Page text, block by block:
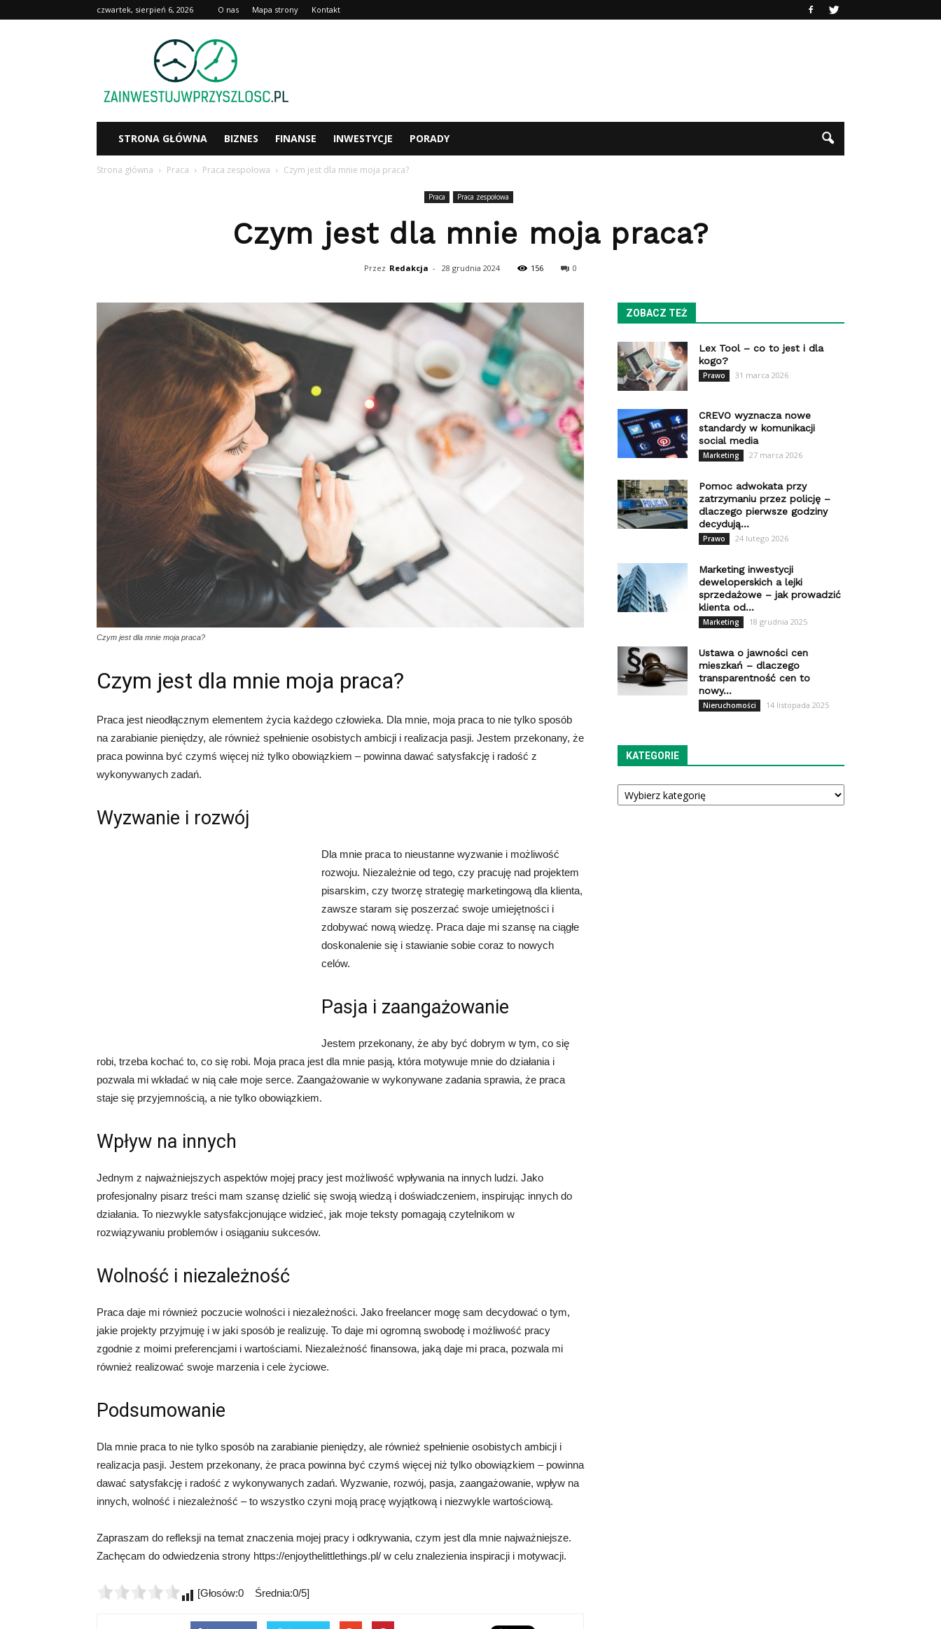
czwartek, sierpień 6, 2026 O nas Mapa strony Kontakt
Zainwestujwprzyszlosc.pl
STRONA GŁÓWNA BIZNES FINANSE INWESTYCJE PORADY
Strona główna Praca Praca zespołowa Czym jest dla mnie moja praca?
Praca Praca zespołowa
Czym jest dla mnie moja praca?
Przez Redakcja - 28 grudnia 2024 156 0
Czym jest dla mnie moja praca?
Czym jest dla mnie moja praca?
Praca jest nieodłącznym elementem życia każdego człowieka. Dla mnie, moja praca to nie tylko sposób
na zarabianie pieniędzy, ale również spełnienie osobistych ambicji i realizacja pasji. Jestem przekonany, że
praca powinna być czymś więcej niż tylko obowiązkiem – powinna dawać satysfakcję i radość z
wykonywanych zadań.
Wyzwanie i rozwój
Dla mnie praca to nieustanne wyzwanie i możliwość
rozwoju. Niezależnie od tego, czy pracuję nad projektem
pisarskim, czy tworzę strategię marketingową dla klienta,
zawsze staram się poszerzać swoje umiejętności i
zdobywać nową wiedzę. Praca daje mi szansę na ciągłe
doskonalenie się i stawianie sobie coraz to nowych
celów.
Pasja i zaangażowanie
Jestem przekonany, że aby być dobrym w tym, co się
robi, trzeba kochać to, co się robi. Moja praca jest dla mnie pasją, która motywuje mnie do działania i
pozwala mi wkładać w nią całe moje serce. Zaangażowanie w wykonywane zadania sprawia, że praca
staje się przyjemnością, a nie tylko obowiązkiem.
Wpływ na innych
Jednym z najważniejszych aspektów mojej pracy jest możliwość wpływania na innych ludzi. Jako
profesjonalny pisarz treści mam szansę dzielić się swoją wiedzą i doświadczeniem, inspirując innych do
działania. To niezwykle satysfakcjonujące widzieć, jak moje teksty pomagają czytelnikom w
rozwiązywaniu problemów i osiąganiu sukcesów.
Wolność i niezależność
Praca daje mi również poczucie wolności i niezależności. Jako freelancer mogę sam decydować o tym,
jakie projekty przyjmuję i w jaki sposób je realizuję. To daje mi ogromną swobodę i możliwość pracy
zgodnie z moimi preferencjami i wartościami. Niezależność finansowa, jaką daje mi praca, pozwala mi
również realizować swoje marzenia i cele życiowe.
Podsumowanie
Dla mnie praca to nie tylko sposób na zarabianie pieniędzy, ale również spełnienie osobistych ambicji i
realizacja pasji. Jestem przekonany, że praca powinna być czymś więcej niż tylko obowiązkiem – powinna
dawać satysfakcję i radość z wykonywanych zadań. Wyzwanie, rozwój, pasja, zaangażowanie, wpływ na
innych, wolność i niezależność – to wszystko czyni moją pracę wyjątkową i niezwykle wartościową.
Zapraszam do refleksji na temat znaczenia mojej pracy i odkrywania, czym jest dla mnie najważniejsze.
Zachęcam do odwiedzenia strony https://enjoythelittlethings.pl/ w celu znalezienia inspiracji i motywacji.
[Głosów:0 Średnia:0/5]
ZOBACZ TEŻ
Lex Tool – co to jest i dla
kogo?
Prawo 31 marca 2026
CREVO wyznacza nowe
standardy w komunikacji
social media
Marketing 27 marca 2026
Pomoc adwokata przy
zatrzymaniu przez policję –
dlaczego pierwsze godziny
decydują...
Prawo 24 lutego 2026
Marketing inwestycji
deweloperskich a lejki
sprzedażowe – jak prowadzić
klienta od...
Marketing 18 grudnia 2025
Ustawa o jawności cen
mieszkań – dlaczego
transparentność cen to
nowy...
Nieruchomości 14 listopada 2025
KATEGORIE
Kategorie